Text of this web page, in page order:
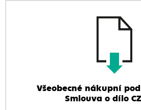
Všeobecné nákupní
Smlouva o dílo